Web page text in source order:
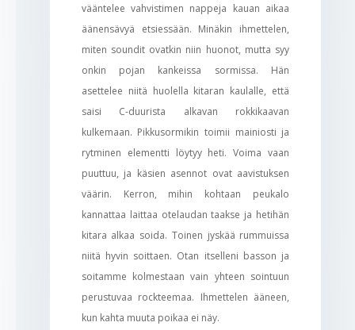
vääntelee vahvistimen nappeja kauan aikaa
äänensävyä etsiessään. Minäkin ihmettelen,
miten soundit ovatkin niin huonot, mutta syy
onkin pojan kankeissa sormissa. Hän
asettelee niitä huolella kitaran kaulalle, että
saisi C-duurista alkavan rokkikaavan
kulkemaan. Pikkusormikin toimii mainiosti ja
rytminen elementti löytyy heti. Voima vaan
puuttuu, ja käsien asennot ovat aavistuksen
väärin. Kerron, mihin kohtaan peukalo
kannattaa laittaa otelaudan taakse ja hetihän
kitara alkaa soida. Toinen jyskää rummuissa
niitä hyvin soittaen. Otan itselleni basson ja
soitamme kolmestaan vain yhteen sointuun
perustuvaa rockteemaa. Ihmettelen ääneen,
kun kahta muuta poikaa ei näy.